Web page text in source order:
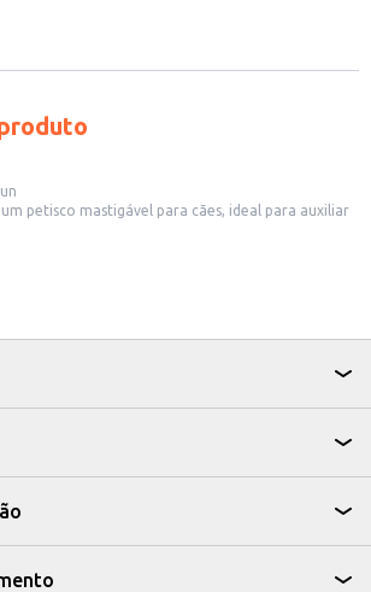
petisco mastigável para cães, ideal para auxiliar
seu cão, seja para uso doméstico ou para revenda
se divertir e aliviar o estresse.
uma opção para quem busca um petisco saboroso e
estar do seu cão.